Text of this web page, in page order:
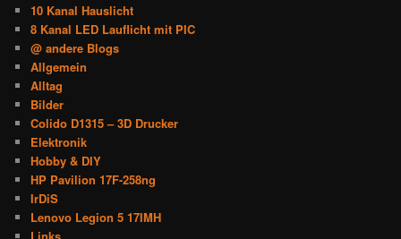
10 Kanal Hauslicht
8 Kanal LED Lauflicht mit PIC
@ andere Blogs
Allgemein
Alltag
Bilder
Colido D1315 – 3D Drucker
Elektronik
Hobby & DIY
HP Pavilion 17F-258ng
IrDiS
Lenovo Legion 5 17IMH
Links